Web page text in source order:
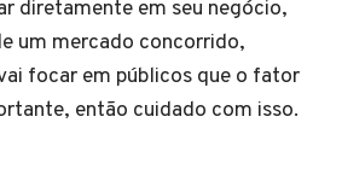
diretamente em seu negócio,
um mercado concorrido,
focar em públicos que o fator
então cuidado com isso.